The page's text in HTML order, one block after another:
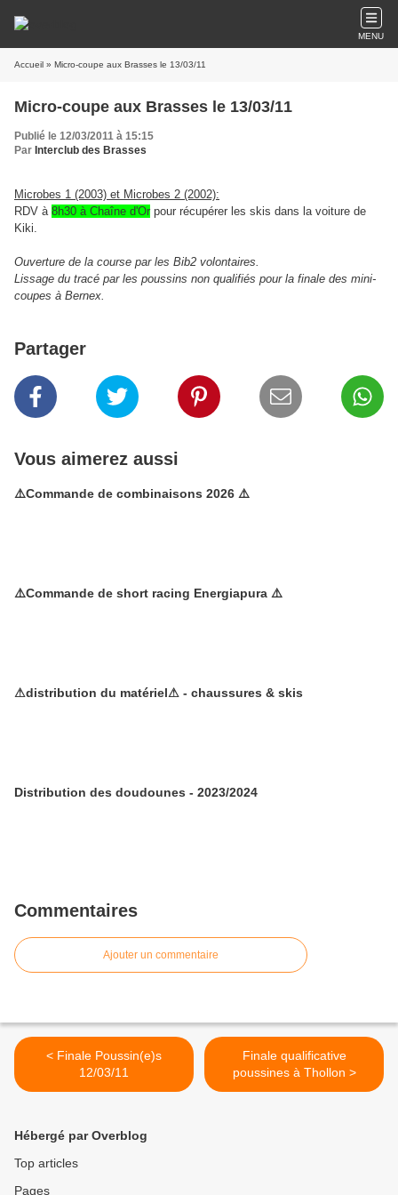
MENU
Accueil » Micro-coupe aux Brasses le 13/03/11
Micro-coupe aux Brasses le 13/03/11
Publié le 12/03/2011 à 15:15
Par Interclub des Brasses
Microbes 1 (2003) et Microbes 2 (2002):
RDV à 8h30 à Chaîne d'Or pour récupérer les skis dans la voiture de
Kiki.
Ouverture de la course par les Bib2 volontaires.
Lissage du tracé par les poussins non qualifiés pour la finale des mini-
coupes à Bernex.
Partager
Vous aimerez aussi
⚠️Commande de combinaisons 2026 ⚠️
⚠️Commande de short racing Energiapura ⚠️
⚠distribution du matériel⚠ - chaussures & skis
Distribution des doudounes - 2023/2024
Commentaires
Ajouter un commentaire
< Finale Poussin(e)s
12/03/11
Finale qualificative
poussines à Thollon >
Hébergé par Overblog
Top articles
Pages